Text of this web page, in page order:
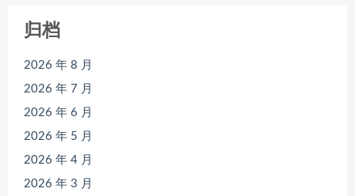
归档
2026 年 8 月
2026 年 7 月
2026 年 6 月
2026 年 5 月
2026 年 4 月
2026 年 3 月